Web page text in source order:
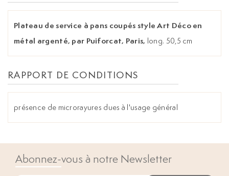
Plateau de service à pans coupés style Art Déco en
métal argenté, par Puiforcat, Paris, long. 50,5 cm
RAPPORT DE CONDITIONS
présence de microrayures dues à l'usage général
Abonnez-vous à notre Newsletter